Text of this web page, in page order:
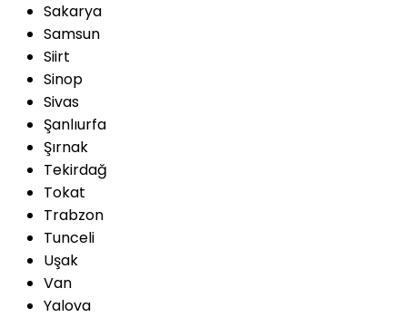
Sakarya
Samsun
Siirt
Sinop
Sivas
Şanlıurfa
Şırnak
Tekirdağ
Tokat
Trabzon
Tunceli
Uşak
Van
Yalova